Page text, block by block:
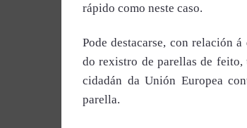
rápido como neste caso.
Pode destacarse, con relación
do rexistro de parellas de feito,
cidadán da Unión Europea
parella.